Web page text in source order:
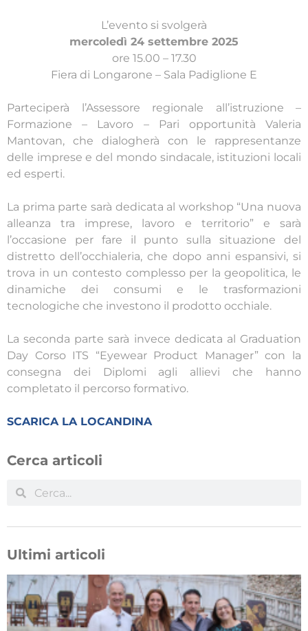
L’evento si svolgerà
mercoledì 24 settembre 2025
ore 15.00 – 17.30
Fiera di Longarone – Sala Padiglione E
Parteciperà l’Assessore regionale all’istruzione –
Formazione – Lavoro – Pari opportunità Valeria
Mantovan, che dialogherà con le rappresentanze
delle imprese e del mondo sindacale, istituzioni locali
ed esperti.
La prima parte sarà dedicata al workshop “Una nuova
alleanza tra imprese, lavoro e territorio” e sarà
l’occasione per fare il punto sulla situazione del
distretto dell’occhialeria, che dopo anni espansivi, si
trova in un contesto complesso per la geopolitica, le
dinamiche dei consumi e le trasformazioni
tecnologiche che investono il prodotto occhiale.
La seconda parte sarà invece dedicata al Graduation
Day Corso ITS “Eyewear Product Manager” con la
consegna dei Diplomi agli allievi che hanno
completato il percorso formativo.
SCARICA LA LOCANDINA
Cerca articoli
Ultimi articoli